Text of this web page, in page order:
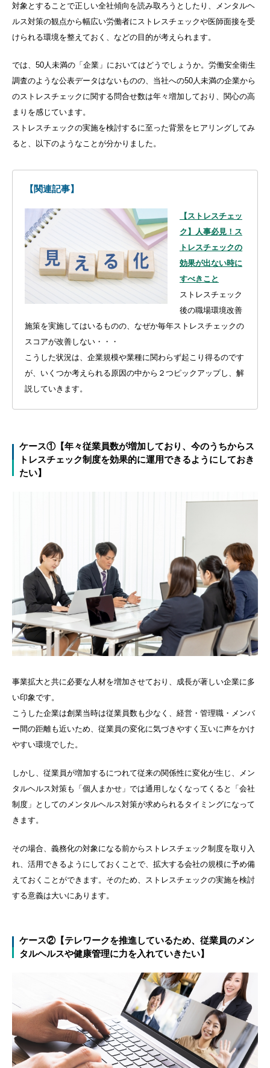
対象とすることで正しい全社傾向を読み取ろうとしたり、メンタルヘ
ルス対策の観点から幅広い労働者にストレスチェックや医師面接を受
けられる環境を整えておく、などの目的が考えられます。
では、 50人未満の「企業」においてはどうでしょうか。労働安全衛生
調査のような公表データはないものの、当社への50人未満の企業から
のストレスチェックに関する問合せ数は年々増加しており、関心の高
まりを感じています。
ストレスチェックの実施を検討するに至った背景をヒアリングしてみ
ると、以下のようなことが分かりました。
【関連記事】
【ストレスチェッ
ク】人事必見！ス
トレスチェックの
効果が出ない時に
すべきこと
ストレスチェック
後の職場環境改善
施策を実施してはいるものの、なぜか毎年ストレスチェックの
スコアが改善しない・・・
こうした状況は、企業規模や業種に関わらず起こり得るのです
が、いくつか考えられる原因の中から２つピックアップし、解
説していきます。
ケース①【年々従業員数が増加しており、今のうちからス
トレスチェック制度を効果的に運用できるようにしておき
たい】
事業拡大と共に必要な人材を増加させており、成長が著しい企業に多
い印象です。
こうした企業は創業当時は従業員数も少なく、経営・管理職・メンバ
ー間の距離も近いため、従業員の変化に気づきやすく互いに声をかけ
やすい環境でした。
しかし、従業員が増加するにつれて従来の関係性に変化が生じ、メン
タルヘルス対策も「個人まかせ」では通用しなくなってくると「会社
制度」としてのメンタルヘルス対策が求められるタイミングになって
きます。
その場合、義務化の対象になる前からストレスチェック制度を取り入
れ、活用できるようにしておくことで、拡大する会社の規模に予め備
えておくことができます。そのため、ストレスチェックの実施を検討
する意義は大いにあります。
ケース②【テレワークを推進しているため、従業員のメン
タルヘルスや健康管理に力を入れていきたい】